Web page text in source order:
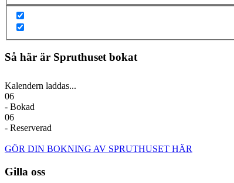
Så här är Spruthuset bokat
Kalendern laddas...
06
- Bokad
06
- Reserverad
GÖR DIN BOKNING AV SPRUTHUSET HÄR
Gilla oss